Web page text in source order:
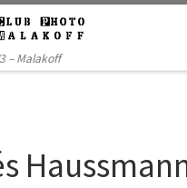
– Malakoff